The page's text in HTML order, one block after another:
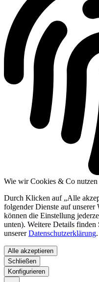
Wie wir Cookies & Co nutzen
Durch Klicken auf „Alle
folgender Dienste auf unserer
können die Einstellung
unten). Weitere Details finden
unsererDatenschutzerklärung.
Alle akzeptieren
Schließen
Konfigurieren